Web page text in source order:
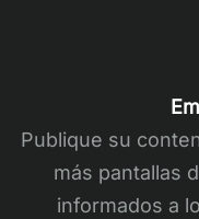
Publique su
más pantallas
informados a